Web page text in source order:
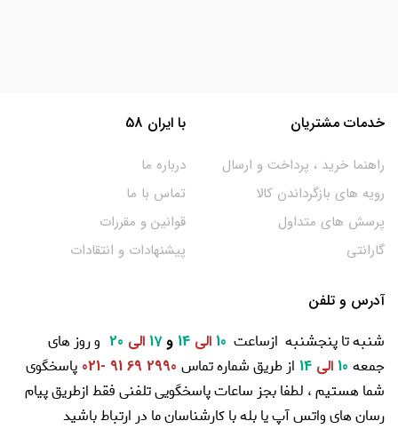
خدمات مشتریان
راهنما خرید ، پرداخت و ارسال
رویه های بازگرداندن کالا
پرسش های متداول
گارانتی
با ایران 58
درباره ما
تماس با ما
قوانین و مقررات
پیشنهادات و انتقادات
آدرس و تلفن
شنبه تا پنجشنبه ازساعت 10 الی و17 الی
و روز های
جمعه
الی از طریق شماره تماس 2990 69 91 -021
پاسخگوی
شما هستیم ، لطفا بجز ساعات پاسخگویی تلفنی فقط ازطریق پیام
رسان های واتس آپ یا بله با کارشناسان ما در ارتباط باشید